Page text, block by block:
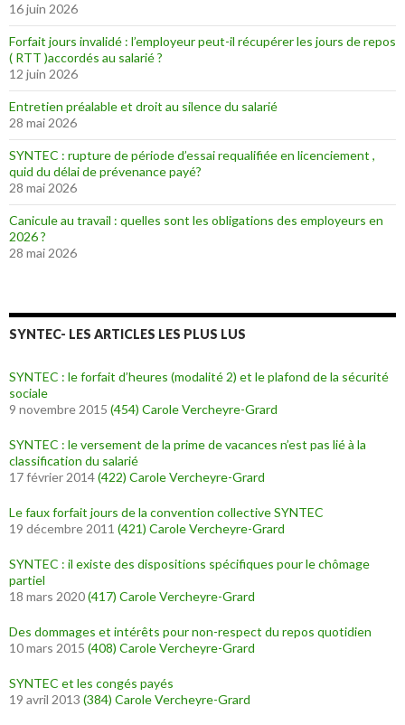
16 juin 2026
Forfait jours invalidé : l’employeur peut-il récupérer les jours de repos
( RTT )accordés au salarié ?
12 juin 2026
Entretien préalable et droit au silence du salarié
28 mai 2026
SYNTEC : rupture de période d’essai requalifiée en licenciement ,
quid du délai de prévenance payé?
28 mai 2026
Canicule au travail : quelles sont les obligations des employeurs en
2026 ?
28 mai 2026
SYNTEC- LES ARTICLES LES PLUS LUS
SYNTEC : le forfait d’heures (modalité 2) et le plafond de la sécurité
sociale
9 novembre 2015 (454) Carole Vercheyre-Grard
SYNTEC : le versement de la prime de vacances n’est pas lié à la
classification du salarié
17 février 2014(422) Carole Vercheyre-Grard
Le faux forfait jours de la convention collective SYNTEC
19 décembre 2011 (421) Carole Vercheyre-Grard
SYNTEC : il existe des dispositions spécifiques pour le chômage
partiel
18 mars 2020(417) Carole Vercheyre-Grard
Des dommages et intérêts pour non-respect du repos quotidien
10 mars 2015 (408) Carole Vercheyre-Grard
SYNTEC et les congés payés
19 avril 2013 (384) Carole Vercheyre-Grard